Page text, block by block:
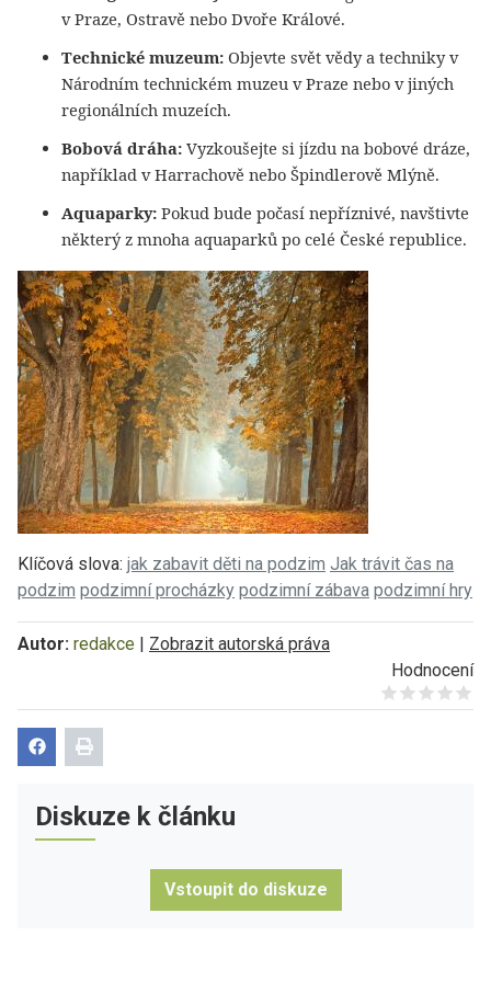
v Praze, Ostravě nebo Dvoře Králové.
Technické muzeum: Objevte svět vědy a techniky v
Národním technickém muzeu v Praze nebo v jiných
regionálních muzeích.
Bobová dráha: Vyzkoušejte si jízdu na bobové dráze,
například v Harrachově nebo Špindlerově Mlýně.
Aquaparky: Pokud bude počasí nepříznivé, navštivte
některý z mnoha aquaparků po celé České republice.
Klíčová slova: jak zabavit děti na podzim Jak trávit čas na
podzim podzimní procházky podzimní zábava podzimní hry
Autor: redakce | Zobrazit autorská práva
Hodnocení
Give it 1/5
Give it 2/5
Give it 3/5
Give it 4/5
Give it 5/5
Diskuze k článku
Vstoupit do diskuze